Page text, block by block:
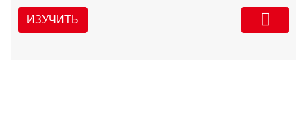
ИЗУЧИТЬ